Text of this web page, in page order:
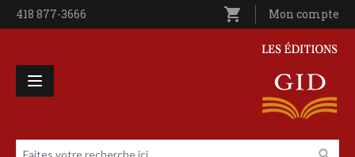
Aller au contenu principal
Téléphone
418 877-3666 shopping_cart Utilisateur
Mon compte
Les Éditions GID
Faites votre recherche ici